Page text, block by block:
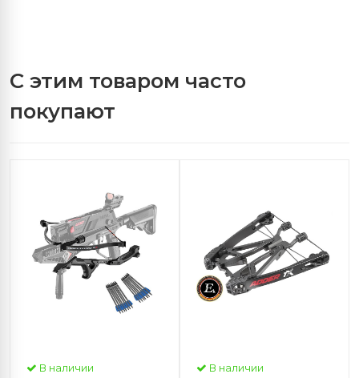
С этим товаром часто
покупают
В наличии В наличии